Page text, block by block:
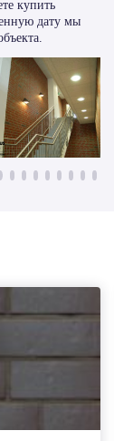
купить
дату мы